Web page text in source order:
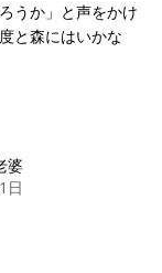
うか」と声をかけ
と森にはいかな
婆
日